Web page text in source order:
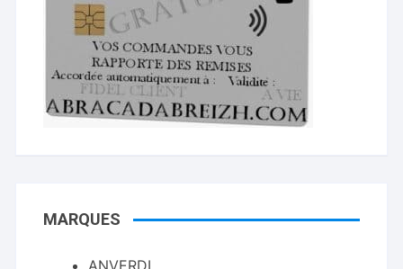
MARQUES
ANVERDI